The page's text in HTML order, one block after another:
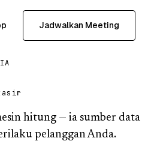
Jadwalkan Meeting
hitung — ia sumber data
pelanggan Anda.